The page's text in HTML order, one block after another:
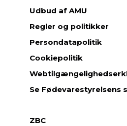
Udbud af AMU
Regler og politikker
Persondatapolitik
Cookiepolitik
Se Fødevarestyrelsens
ZBC